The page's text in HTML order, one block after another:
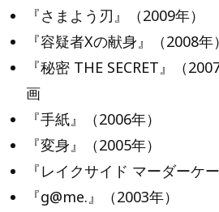
『さまよう刃』（2009年）
『容疑者Xの献身』（2008年）
『秘密 THE SECRET』（
画
『手紙』（2006年）
『変身』（2005年）
『レイクサイド マーダーケ
『g@me.』（2003年）